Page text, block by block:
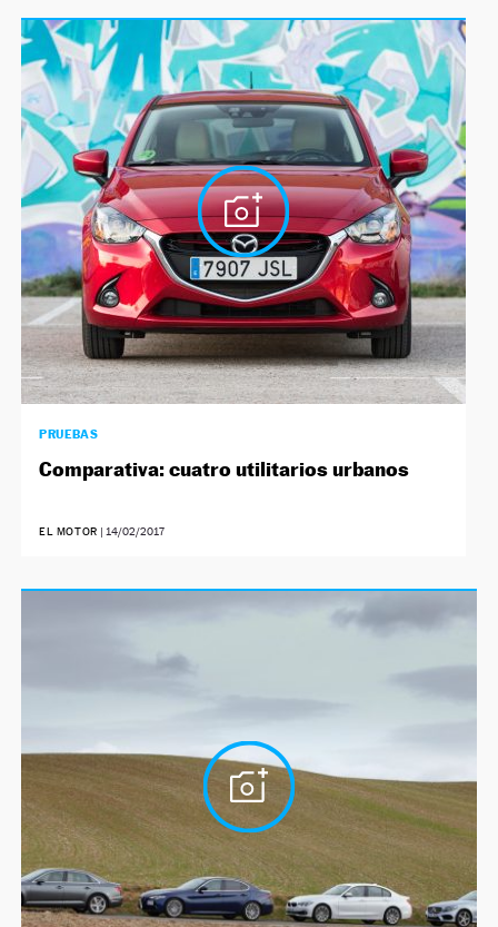
PRUEBAS
Comparativa: cuatro utilitarios urbanos
EL MOTOR | 14/02/2017